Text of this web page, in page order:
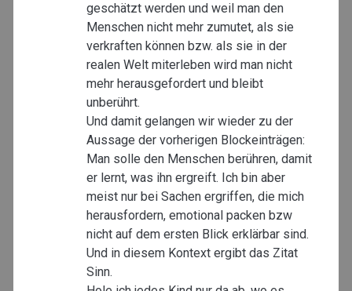
geschätzt werden und weil man den
Menschen nicht mehr zumutet, als sie
verkraften können bzw. als sie in der
realen Welt miterleben wird man nicht
mehr herausgefordert und bleibt
unberührt.
Und damit gelangen wir wieder zu der
Aussage der vorherigen Blockeinträgen:
Man solle den Menschen berühren, damit
er lernt, was ihn ergreift. Ich bin aber
meist nur bei Sachen ergriffen, die mich
herausfordern, emotional packen bzw
nicht auf dem ersten Blick erklärbar sind.
Und in diesem Kontext ergibt das Zitat
Sinn.